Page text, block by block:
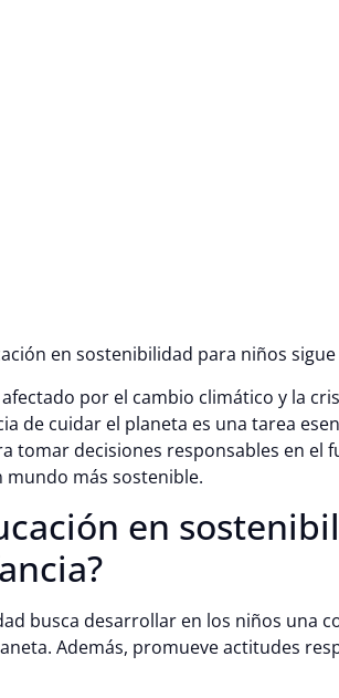
en sostenibilidad para niños
por el cambio climático y la
de cuidar el planeta es una tarea
tomar decisiones responsables en el
más sostenible.
en
busca desarrollar en los niños una
Además, promueve actitudes